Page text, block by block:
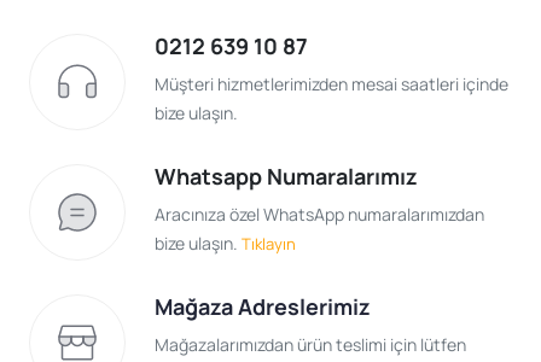
0212 639 10 87
Müşteri hizmetlerimizden mesai saatleri içinde
bize ulaşın.
Whatsapp Numaralarımız
Aracınıza özel WhatsApp numaralarımızdan
bize ulaşın. Tıklayın
Mağaza Adreslerimiz
Mağazalarımızdan ürün teslimi için lütfen